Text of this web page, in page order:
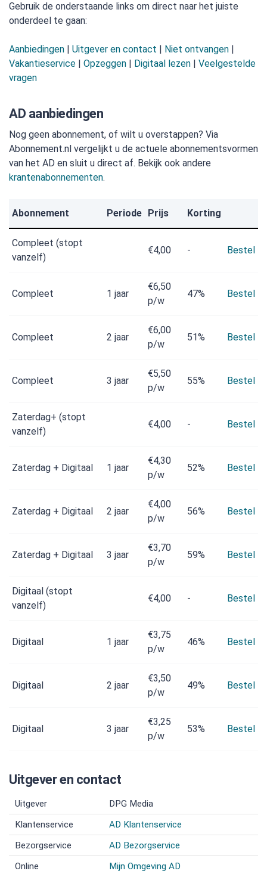
Gebruik de onderstaande links om direct naar het juiste
onderdeel te gaan:
Aanbiedingen | Uitgever en contact | Niet ontvangen |
Vakantieservice | Opzeggen | Digitaal lezen | Veelgestelde
vragen
AD aanbiedingen
Nog geen abonnement, of wilt u overstappen? Via
Abonnement.nl vergelijkt u de actuele abonnementsvormen
van het AD en sluit u direct af. Bekijk ook andere
krantenabonnementen.
Abonnement Periode Prijs Korting
Compleet (stopt
vanzelf)
€4,00 - Bestel
Compleet 1 jaar
€6,50
p/w
47% Bestel
Compleet 2 jaar
€6,00
p/w
51% Bestel
Compleet 3 jaar
€5,50
p/w
55% Bestel
Zaterdag+ (stopt
vanzelf)
€4,00 - Bestel
Zaterdag + Digitaal 1 jaar
€4,30
p/w
52% Bestel
Zaterdag + Digitaal 2 jaar
€4,00
p/w
56% Bestel
Zaterdag + Digitaal 3 jaar
€3,70
p/w
59% Bestel
Digitaal (stopt
vanzelf)
€4,00 - Bestel
Digitaal 1 jaar
€3,75
p/w
46% Bestel
Digitaal 2 jaar
€3,50
p/w
49% Bestel
Digitaal 3 jaar
€3,25
p/w
53% Bestel
Uitgever en contact
Uitgever
DPG Media
Klantenservice
AD Klantenservice
Bezorgservice
AD Bezorgservice
Online
Mijn Omgeving AD